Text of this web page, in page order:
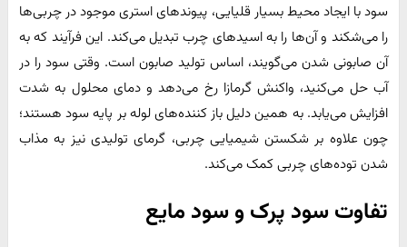
سود با ایجاد محیط بسیار قلیایی، پیوندهای استری موجود در چربی‌ها
را می‌شکند و آن‌ها را به اسیدهای چرب تبدیل می‌کند. این فرآیند که به
آن صابونی شدن می‌گویند، اساس تولید صابون است. وقتی سود را در
آب حل می‌کنید، واکنش گرمازا رخ می‌دهد و دمای محلول به شدت
افزایش می‌یابد. به همین دلیل باز کننده‌های لوله بر پایه سود هستند؛
چون علاوه بر شکستن شیمیایی چربی، گرمای تولیدی نیز به مذاب
شدن توده‌های چربی کمک می‌کند.
تفاوت سود پرک و سود مایع